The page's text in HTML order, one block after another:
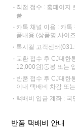
직접 접수 : 홈페이지
품
카톡 채널 이용 : 카
품내용 (상품명,사이
록시걸 고객센터
교환 접수 후 CJ대한
12,000원)동봉 또는
반품 접수 후 CJ대한
이내 택배비 차감 또
택배비 입금 계좌 :
반품 택배비 안내